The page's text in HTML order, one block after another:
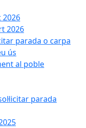
2026
2026
parada o carpa
ús
al poble
parada